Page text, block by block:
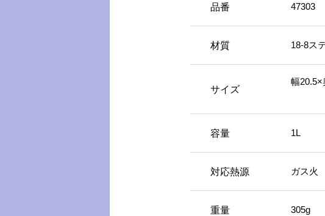
品番 47303
材質 18-8ス
サイズ
幅
容量 1L
対応熱源 ガス火
重量 305g